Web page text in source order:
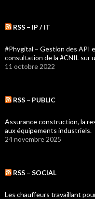
RSS – IP / IT
#Phygital – Gestion des API
consultation de la #CNIL sur
11 octobre 2022
RSS – PUBLIC
Assurance construction, la
aux équipements industriels.
24 novembre 2025
RSS – SOCIAL
Les chauffeurs travaillant